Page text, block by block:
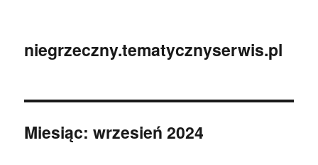
niegrzeczny.tematycznyserwis.pl
Miesiąc:wrzesień 2024